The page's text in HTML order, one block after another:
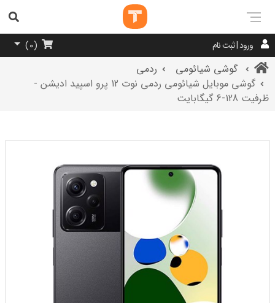
ورود | ثبت نام (
0
)
گوشی شیائومی
ردمی
گوشی موبایل شیائومی ردمی نوت 12 پرو اسپید ادیشن -
ظرفیت 128-6 گیگابایت